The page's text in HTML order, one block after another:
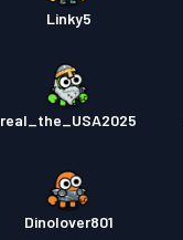
Linky5
real_the_USA2025
Dinolover801